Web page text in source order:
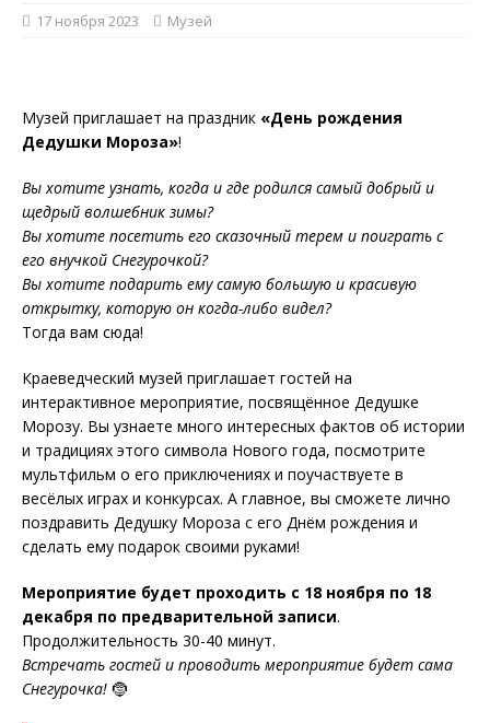
17 ноября 2023 Музей
Музей приглашает на праздник «День рождения
Дедушки Мороза»!
Вы хотите узнать, когда и где родился самый добрый и
щедрый волшебник зимы?
Вы хотите посетить его сказочный терем и поиграть с
его внучкой Снегурочкой?
Вы хотите подарить ему самую большую и красивую
открытку, которую он когда-либо видел?
Тогда вам сюда!
Краеведческий музей приглашает гостей на
интерактивное мероприятие, посвящённое Дедушке
Морозу. Вы узнаете много интересных фактов об истории
и традициях этого символа Нового года, посмотрите
мультфильм о его приключениях и поучаствуете в
весёлых играх и конкурсах. А главное, вы сможете лично
поздравить Дедушку Мороза с его Днём рождения и
сделать ему подарок своими руками!
Мероприятие будет проходить с 18 ноября по 18
декабря по предварительной записи.
Продолжительность 30-40 минут.
Встречать гостей и проводить мероприятие будет сама
Снегурочка! 🤶